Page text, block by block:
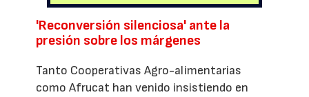
'Reconversión silenciosa' ante la
presión sobre los márgenes
Tanto Cooperativas Agro-alimentarias
como Afrucat han venido insistiendo en